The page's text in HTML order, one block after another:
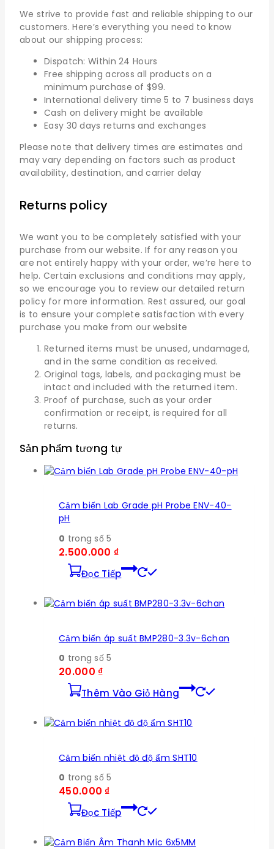
We strive to provide fast and reliable shipping to our
customers. Here’s everything you need to know
about our shipping process:
Dispatch: Within 24 Hours
Free shipping across all products on a
minimum purchase of $99.
International delivery time 5 to 7 business days
Cash on delivery might be available
Easy 30 days returns and exchanges
Please note that delivery times are estimates and
may vary depending on factors such as product
availability, destination, and carrier delay
Returns policy
We want you to be completely satisfied with your
purchase from our website. If for any reason you
are not entirely happy with your order, we’re here to
help. Certain exclusions and conditions may apply,
so we encourage you to review our detailed return
policy for more information. Rest assured, our goal
is to ensure your complete satisfaction with every
purchase you make from our website
Returned items must be unused, undamaged,
and in the same condition as received.
Original tags, labels, and packaging must be
intact and included with the returned item.
Proof of purchase, such as your order
confirmation or receipt, is required for all
returns.
Sản phẩm tương tự
Cảm biến Lab Grade pH Probe ENV-40-
pH
0 trong số 5
2.500.000 ₫
Đọc Tiếp
Cảm biến áp suất BMP280-3.3v-6chan
0 trong số 5
20.000 ₫
Thêm Vào Giỏ Hàng
Cảm biến nhiệt độ độ ẩm SHT10
0 trong số 5
450.000 ₫
Đọc Tiếp